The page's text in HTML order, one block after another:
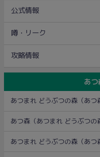
公式情報
噂・リーク
攻略情報
あ
あつまれ どうぶつの森（あ
あつ森（あつまれ どうぶつの
あつまれ どうぶつの森（あつ